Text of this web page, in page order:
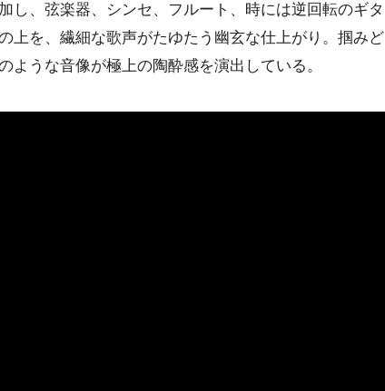
し、弦楽器、シンセ、フルート、時には逆回転のギタ
上を、繊細な歌声がたゆたう幽玄な仕上がり。掴みど
うな音像が極上の陶酔感を演出している。